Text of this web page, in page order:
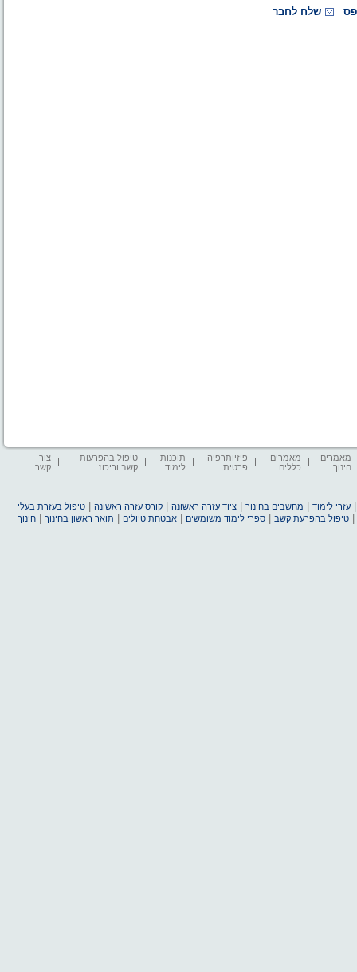
שלח לחבר
מאמרים
חינוך
מאמרים
כללים
פיזיותרפיה
פרטית
תוכנות
לימוד
טיפול בהפרעות
קשב וריכוז
צור
קשר
עזרי לימוד מחשבים בחינוך |ציוד עזרה ראשונה |קורס עזרה ראשונה |טיפול בעזרת בעלי
|טיפול בהפרעת קשב |ספרי לימוד משומשים |אבטחת טיולים תואר ראשון בחינוך |חינוך